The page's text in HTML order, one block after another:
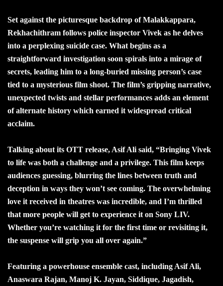
Set against the picturesque backdrop of Malakkappara,
Rekhachithram follows police inspector Vivek as he delves
into a perplexing suicide case. What begins as a
straightforward investigation soon spirals into a mirage of
secrets, leading him to a long-buried missing person’s case
tied to a mysterious film shoot. The film’s gripping narrative,
unexpected twists and stellar performances adds an element
of alternate history which earned it widespread critical
acclaim.
Talking about its OTT release, Asif Ali said, “Bringing Vivek
to life was both a challenge and a privilege. This film keeps
audiences guessing, blurring the lines between truth and
deception in ways they won’t see coming. The overwhelming
love it received in theatres was incredible, and I’m thrilled
that more people will get to experience it on Sony LIV.
Whether you’re watching it for the first time or revisiting it,
the suspense will grip you all over again.”
Featuring a powerhouse ensemble cast, including Asif Ali,
Anaswara Rajan, Manoj K. Jayan, Siddique, Jagadish,